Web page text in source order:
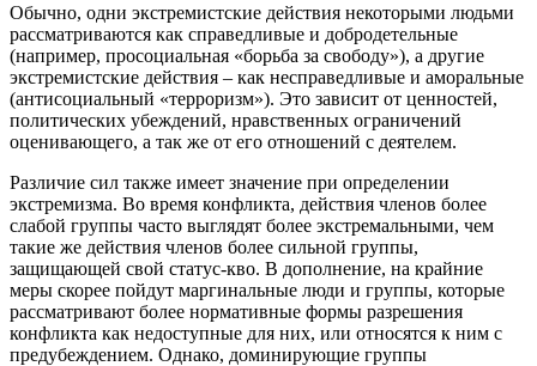
Обычно, одни экстремистские действия некоторыми людьми
рассматриваются как справедливые и добродетельные
(например, просоциальная «борьба за свободу»), а другие
экстремистские действия – как несправедливые и аморальные
(антисоциальный «терроризм»). Это зависит от ценностей,
политических убеждений, нравственных ограничений
оценивающего, а так же от его отношений с деятелем.
Различие сил также имеет значение при определении
экстремизма. Во время конфликта, действия членов более
слабой группы часто выглядят более экстремальными, чем
такие же действия членов более сильной группы,
защищающей свой статус-кво. В дополнение, на крайние
меры скорее пойдут маргинальные люди и группы, которые
рассматривают более нормативные формы разрешения
конфликта как недоступные для них, или относятся к ним с
предубеждением. Однако, доминирующие группы